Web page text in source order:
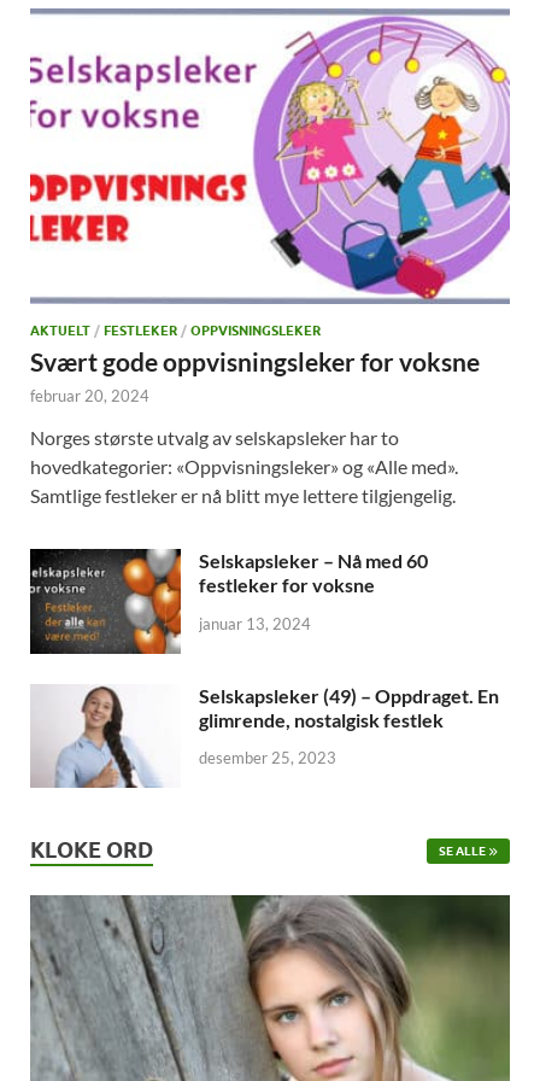
AKTUELT / FESTLEKER / OPPVISNINGSLEKER
Svært gode oppvisningsleker for voksne
februar 20, 2024
Norges største utvalg av selskapsleker har to
hovedkategorier: «Oppvisningsleker» og «Alle med».
Samtlige festleker er nå blitt mye lettere tilgjengelig.
Selskapsleker – Nå med 60
festleker for voksne
januar 13, 2024
Selskapsleker (49) – Oppdraget. En
glimrende, nostalgisk festlek
desember 25, 2023
KLOKE ORD SE ALLE